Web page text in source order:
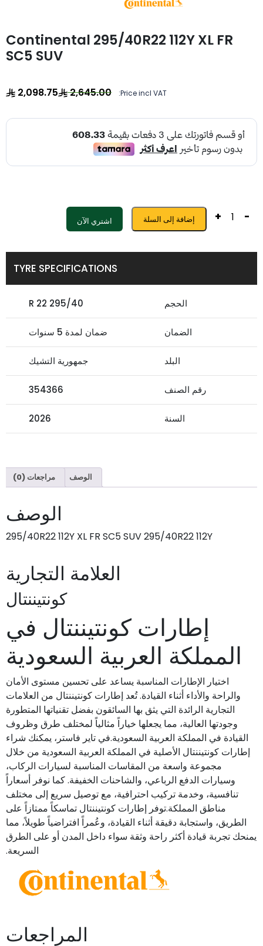
Continental 295/40R22 112Y XL FR
SC5 SUV
Price incl VAT:
2,645.00
2,098.75
-
+ إضافة إلى السلة اشتري الآن
TYRE SPECIFICATIONS
الحجم 295/40 R 22
الضمان ضمان لمدة 5 سنوات
البلد جمهورية التشيك
رقم الصنف 354366
السنة 2026
الوصف مراجعات (0)
الوصف
295/40R22 112Y XL FR SC5 SUV 295/40R22 112Y
العلامة التجارية
كونتيننتال
إطارات كونتيننتال في
المملكة العربية السعودية
اختيار الإطارات المناسبة يساعد على تحسين مستوى الأمان
والراحة والأداء أثناء القيادة. تُعد إطارات كونتيننتال من العلامات
التجارية الرائدة التي يثق بها السائقون بفضل تقنياتها المتطورة
وجودتها العالية، مما يجعلها خياراً مثالياً لمختلف طرق وظروف
القيادة في المملكة العربية السعودية.في تاير فاستر، يمكنك شراء
إطارات كونتيننتال الأصلية في المملكة العربية السعودية من خلال
مجموعة واسعة من المقاسات المناسبة لسيارات الركاب،
وسيارات الدفع الرباعي، والشاحنات الخفيفة. كما نوفر أسعاراً
تنافسية، وخدمة تركيب احترافية، مع توصيل سريع إلى مختلف
مناطق المملكة.توفر إطارات كونتيننتال تماسكاً ممتازاً على
الطريق، واستجابة دقيقة أثناء القيادة، وعُمراً افتراضياً طويلاً، مما
يمنحك تجربة قيادة أكثر راحة وثقة سواء داخل المدن أو على الطرق
السريعة.
المراجعات